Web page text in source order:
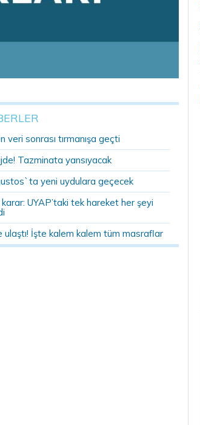
sonrası tırmanışa geçti
Tazminata yansıyacak
yeni uydulara geçecek
UYAP’taki tek hareket her şeyi
İşte kalem kalem tüm masraflar